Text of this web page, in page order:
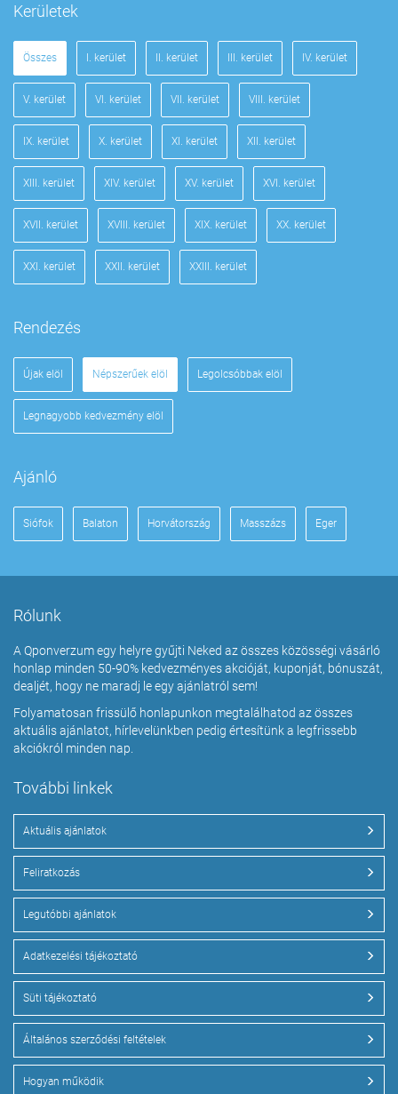
Kerületek
Összes I. kerület II. kerület III. kerület IV. kerület
V. kerület VI. kerület VII. kerület VIII. kerület
IX. kerület X. kerület XI. kerület XII. kerület
XIII. kerület XIV. kerület XV. kerület XVI. kerület
XVII. kerület XVIII. kerület XIX. kerület XX. kerület
XXI. kerület XXII. kerület XXIII. kerület
Rendezés
Újak elöl Népszerűek elöl Legolcsóbbak elöl
Legnagyobb kedvezmény elöl
Ajánló
Siófok Balaton Horvátország Masszázs Eger
Rólunk
A Qponverzum egy helyre gyűjti Neked az összes közösségi vásárló
honlap minden 50-90% kedvezményes akcióját, kuponját, bónuszát,
dealjét, hogy ne maradj le egy ajánlatról sem!
Folyamatosan frissülő honlapunkon megtalálhatod az összes
aktuális ajánlatot, hírlevelünkben pedig értesítünk a legfrissebb
akciókról minden nap.
További linkek
Aktuális ajánlatok
Feliratkozás
Legutóbbi ajánlatok
Adatkezelési tájékoztató
Süti tájékoztató
Általános szerződési feltételek
Hogyan működik